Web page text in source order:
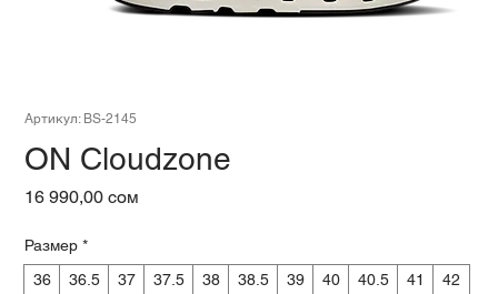
Артикул: BS-2145
ON Cloudzone
16 990,00 сом
Размер *
36
36.5 37 37.5 38 38.5 39 40 40.5 41 42